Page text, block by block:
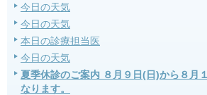
今日の天気
今日の天気
本日の診療担当医
今日の天気
夏季休診のご案内 ８月９日(日)から８月
なります。